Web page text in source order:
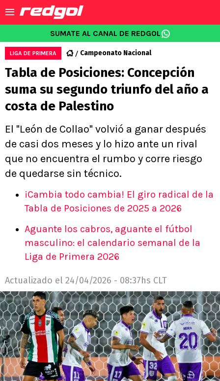
SUMATE AL CANAL DE REDGOL
LIGA DE PRIMERA Campeonato Nacional
Tabla de Posiciones: Concepción
suma su segundo triunfo del año a
costa de Palestino
El "León de Collao" volvió a ganar después
de casi dos meses y lo hizo ante un rival
que no encuentra el rumbo y corre riesgo
de quedarse sin técnico.
¡Cambia todo cambia! El giro radical de la
Tabla de Posiciones de 2025 a 2026
Aguante los cabros, aguante el fútbol
masculino: el calendario semanal de la
Liga de Primera 2026
Actualizado el 24/04/2026 - 08:37hs CLT